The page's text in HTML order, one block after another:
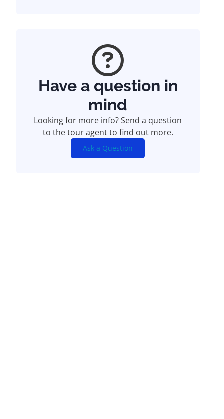
Have a question in
mind
Looking for more info? Send a question
to the tour agent to find out more.
Ask a Question